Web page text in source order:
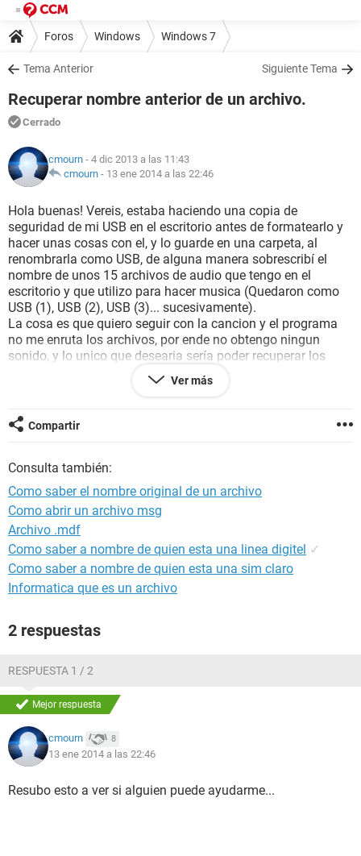
Foros Windows Windows 7
Tema Anterior Siguiente Tema
Recuperar nombre anterior de un archivo.
Cerrado
cmourn - 4 dic 2013 a las 11:43
cmourn - 13 ene 2014 a las 22:46
Hola buenas! Vereis, estaba haciendo una copia de
seguridad de mi USB en el escritorio antes de formatearlo y
hacer unas cosas con el, y lo guarde en una carpeta, al
renombrarla como USB, de alguna manera sobrescribí el
nombre de unos 15 archivos de audio que tengo en el
escritorio y que utilizo para hacer musica (Quedaron como
USB (1), USB (2), USB (3)... sucesivamente).
La cosa es que quiero seguir con la cancion y el programa
no me enruta los archivos, por ende no obtengo ningun
sonido, y lo unico que desearia sería poder recuperar los
nombres anteriores de los archivos que cambié sin querer
Gracias.
Ver más
Compartir
Consulta también:
Como saber el nombre original de un archivo
Como abrir un archivo msg
Archivo .mdf
Como saber a nombre de quien esta una linea digitel ✓
Como saber a nombre de quien esta una sim claro
Informatica que es un archivo
2 respuestas
RESPUESTA 1 / 2
Mejor respuesta
cmourn 8
13 ene 2014 a las 22:46
Resubo esto a ver si alguien puede ayudarme...